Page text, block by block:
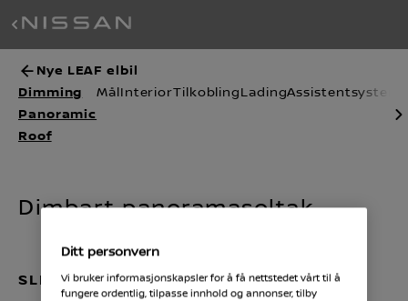
Nye LEAF elbil
Dimming
Panoramic
Roof
Mål InteriorTilkoblingLading
Dimbart panoramasoltak
SLIPP UTSIKTEN INN
Ditt personvern
Vi bruker informasjonskapsler for å få nettstedet vårt til å
fungere ordentlig, tilpasse innhold og annonser, tilby